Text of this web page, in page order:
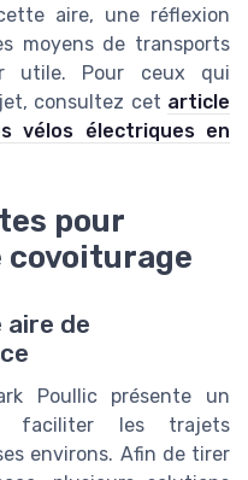
aire, une réflexion
moyens de transports
utile. Pour ceux qui
consultez cet article
vélos électriques en
pour
covoiturage
aire de
Poullic présente un
faciliter les trajets
environs. Afin de tirer